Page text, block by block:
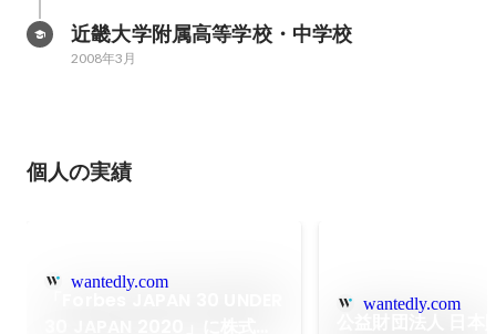
近畿大学附属高等学校・中学校
2008年3月
個人の実績
wantedly.com
wantedly.com